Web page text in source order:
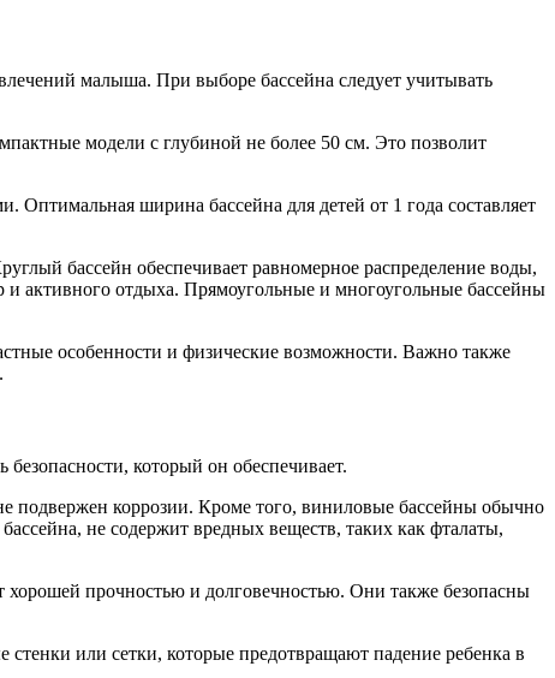
малыша. При выборе бассейна следует учитывать
модели с глубиной не более 50 см. Это позволит
Оптимальная ширина бассейна для детей от 1 года составляет
бассейн обеспечивает равномерное распределение воды,
и активного отдыха. Прямоугольные и многоугольные бассейны
особенности и физические возможности. Важно также
который он обеспечивает.
подвержен коррозии. Кроме того, виниловые бассейны обычно
не содержит вредных веществ, таких как фталаты,
прочностью и долговечностью. Они также безопасны
или сетки, которые предотвращают падение ребенка в